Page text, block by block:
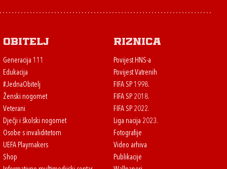
Obitelj
Generacija 111
Edukacija
#JednaObitelj
Ženski nogomet
Veterani
Dječji i školski nogomet
Osobe s invaliditetom
UEFA Playmakers
Shop
Riznica
Povijest HNS-a
Povijest Vatrenih
FIFA SP 1998.
FIFA SP 2018.
FIFA SP 2022.
Liga nacija 2023.
Fotografije
Video arhiva
Publikacije